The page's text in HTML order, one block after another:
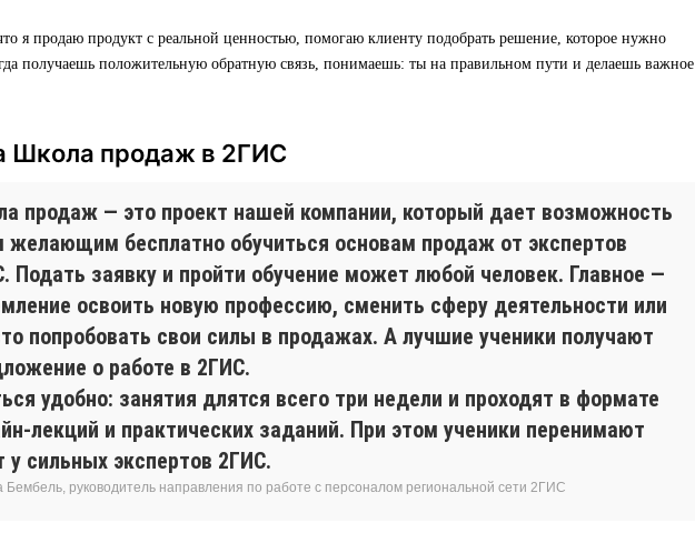
я продаю продукт с реальной ценностью, помогаю клиенту подобрать решение, которое нужно
получаешь положительную обратную связь, понимаешь: ты на правильном пути и делаешь важное
Школа продаж в 2ГИС
продаж — это проект нашей компании, который дает возможность
желающим бесплатно обучиться основам продаж от экспертов
Подать заявку и пройти обучение может любой человек. Главное —
освоить новую профессию, сменить сферу деятельности или
попробовать свои силы в продажах. А лучшие ученики получают
о работе в 2ГИС.
удобно: занятия длятся всего три недели и проходят в формате
лекций и практических заданий. При этом ученики перенимают
у сильных экспертов 2ГИС.
Бембель, руководитель направления по работе с персоналом региональной сети 2ГИС